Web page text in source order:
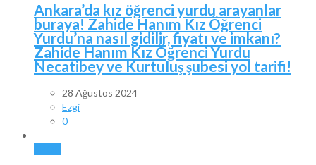
Ankara’da kız öğrenci yurdu arayanlar
buraya! Zahide Hanım Kız Öğrenci
Yurdu’na nasıl gidilir, fiyatı ve imkanı?
Zahide Hanım Kız Öğrenci Yurdu
Necatibey ve Kurtuluş şubesi yol tarifi!
28 Ağustos 2024
Ezgi
0